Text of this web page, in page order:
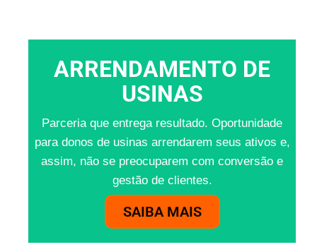
ARRENDAMENTO DE
USINAS
Parceria que entrega resultado. Oportunidade
para donos de usinas arrendarem seus ativos e,
assim, não se preocuparem com conversão e
gestão de clientes.
SAIBA MAIS